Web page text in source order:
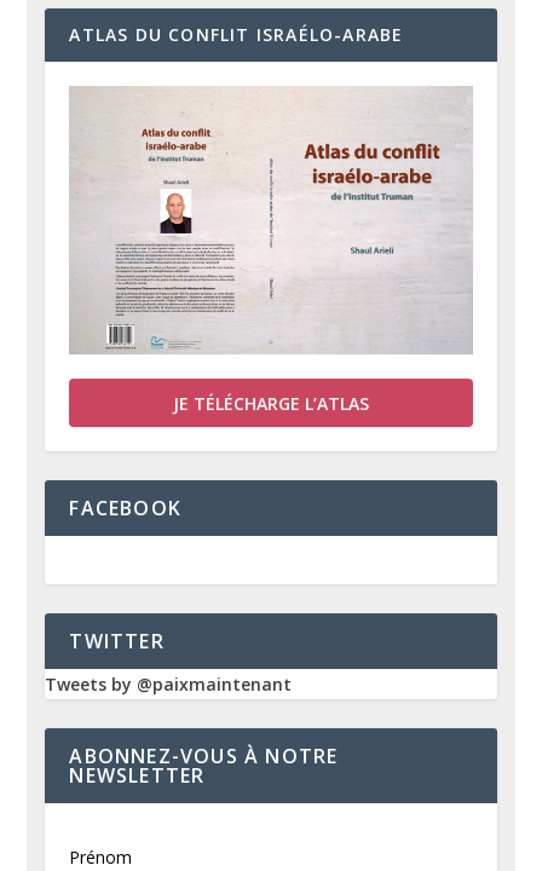
ATLAS DU CONFLIT ISRAÉLO-ARABE
JE TÉLÉCHARGE L’ATLAS
FACEBOOK
TWITTER
Tweets by @paixmaintenant
ABONNEZ-VOUS À NOTRE
NEWSLETTER
Prénom